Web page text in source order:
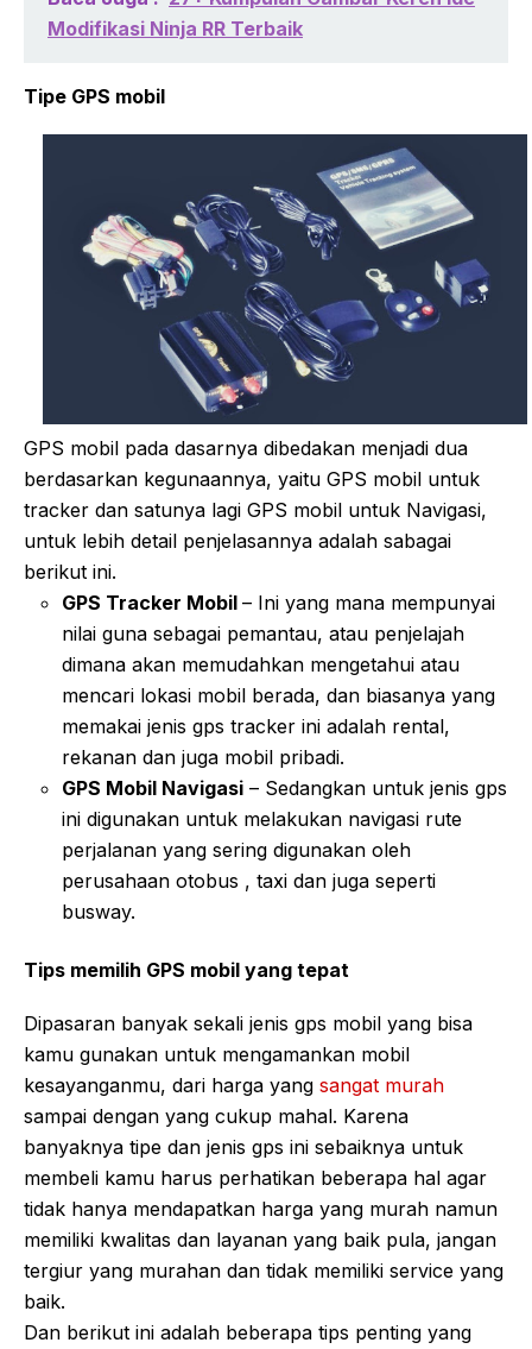
Modifikasi Ninja RR Terbaik
Tipe GPS mobil
GPS mobil pada dasarnya dibedakan menjadi dua
berdasarkan kegunaannya, yaitu GPS mobil untuk
tracker dan satunya lagi GPS mobil untuk Navigasi,
untuk lebih detail penjelasannya adalah sabagai
berikut ini.
GPS Tracker Mobil – Ini yang mana mempunyai
nilai guna sebagai pemantau, atau penjelajah
dimana akan memudahkan mengetahui atau
mencari lokasi mobil berada, dan biasanya yang
memakai jenis gps tracker ini adalah rental,
rekanan dan juga mobil pribadi.
GPS Mobil Navigasi – Sedangkan untuk jenis gps
ini digunakan untuk melakukan navigasi rute
perjalanan yang sering digunakan oleh
perusahaan otobus , taxi dan juga seperti
busway.
Tips memilih GPS mobil yang tepat
Dipasaran banyak sekali jenis gps mobil yang bisa
kamu gunakan untuk mengamankan mobil
kesayanganmu, dari harga yang sangat murah
sampai dengan yang cukup mahal. Karena
banyaknya tipe dan jenis gps ini sebaiknya untuk
membeli kamu harus perhatikan beberapa hal agar
tidak hanya mendapatkan harga yang murah namun
memiliki kwalitas dan layanan yang baik pula, jangan
tergiur yang murahan dan tidak memiliki service yang
baik.
Dan berikut ini adalah beberapa tips penting yang